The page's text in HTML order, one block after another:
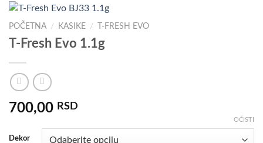
POČETNA / KASIKE / T-FRESH EVO
T-Fresh Evo 1.1g
700,00 RSD
Dekor
OČISTI